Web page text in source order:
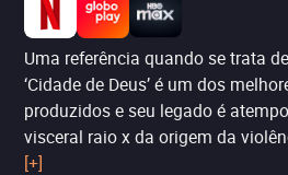
Uma referência quando se trata
‘Cidade de Deus’ é um dos
produzidos e seu legado é
visceral raio x da origem da
e do tráfico de drogas, dando
[+]